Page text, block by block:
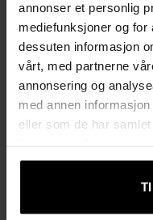
annonser et personlig
mediefunksjoner og
dessuten informasjon
vårt, med partnerne
annonsering og
med annen
eller som de har
robuste rammen i
holdbarhet. Justerbare
ujevne gulv, slik at
kreves.
Tekniske data: